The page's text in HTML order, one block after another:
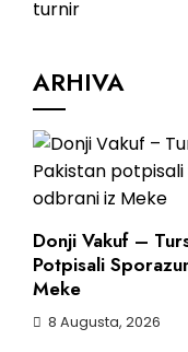
ARHIVA
Donji Vakuf –
Potpisali
Meke
8 Augusta, 2026